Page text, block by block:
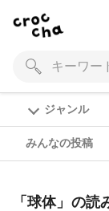
ジャンル
みんなの投稿
「球体」の読